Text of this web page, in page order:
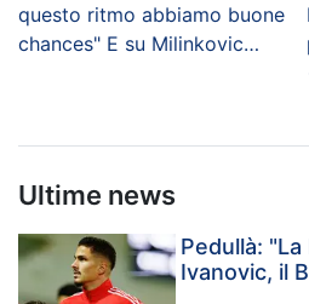
questo ritmo abbiamo buone
chances" E su Milinkovic…
Ultime news
Pedullà:
Ivanovic, il